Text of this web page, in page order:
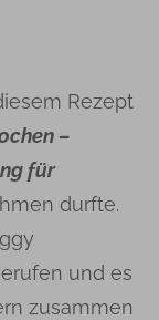
Rezept
–
für
durfte.
und es
zusammen